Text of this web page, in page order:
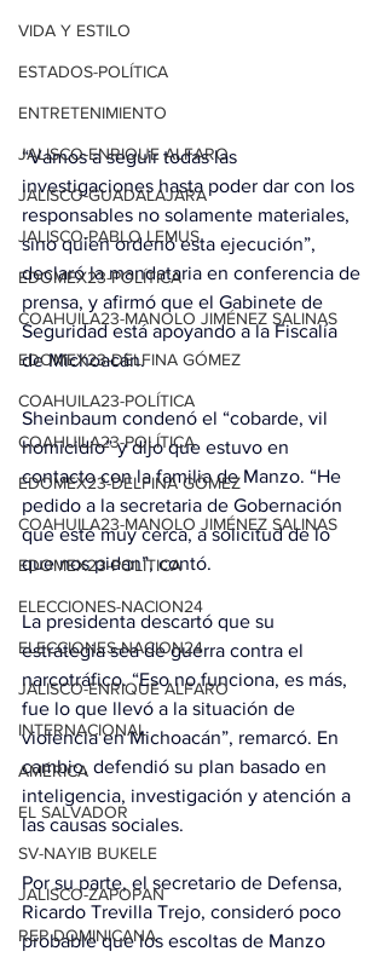
VIDA Y ESTILO
ESTADOS-POLÍTICA
ENTRETENIMIENTO
JALISCO-ENRIQUE ALFARO
JALISCO-GUADALAJARA
JALISCO-PABLO LEMUS
EDOMEX23-POLÍTICA
COAHUILA23-MANOLO JIMÉNEZ SALINAS
EDOMEX23-DELFINA GÓMEZ
COAHUILA23-POLÍTICA
COAHUILA23-POLÍTICA
EDOMEX23-DELFINA GÓMEZ
COAHUILA23-MANOLO JIMÉNEZ SALINAS
EDOMEX23-POLÍTICA
ELECCIONES-NACION24
ELECCIONES-NACION24
JALISCO-ENRIQUE ALFARO
INTERNACIONAL
AMÉRICA
EL SALVADOR
SV-NAYIB BUKELE
JALISCO-ZAPOPAN
REP DOMINICANA
“Vamos a seguir todas las
investigaciones hasta poder dar con los
responsables no solamente materiales,
sino quien ordenó esta ejecución”,
declaró la mandataria en conferencia de
prensa, y afirmó que el Gabinete de
Seguridad está apoyando a la Fiscalía
de Michoacán.
Sheinbaum condenó el “cobarde, vil
homicidio” y dijo que estuvo en
contacto con la familia de Manzo. “He
pedido a la secretaria de Gobernación
que esté muy cerca, a solicitud de lo
que nos pidan”, contó.
La presidenta descartó que su
estrategia sea de guerra contra el
narcotráfico. “Eso no funciona, es más,
fue lo que llevó a la situación de
violencia en Michoacán”, remarcó. En
cambio, defendió su plan basado en
inteligencia, investigación y atención a
las causas sociales.
Por su parte, el secretario de Defensa,
Ricardo Trevilla Trejo, consideró poco
probable que los escoltas de Manzo